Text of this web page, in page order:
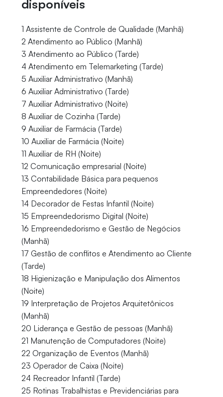
disponíveis
1 Assistente de Controle de Qualidade (Manhã)
2 Atendimento ao Público (Manhã)
3 Atendimento ao Público (Tarde)
4 Atendimento em Telemarketing (Tarde)
5 Auxiliar Administrativo (Manhã)
6 Auxiliar Administrativo (Tarde)
7 Auxiliar Administrativo (Noite)
8 Auxiliar de Cozinha (Tarde)
9 Auxiliar de Farmácia (Tarde)
10 Auxiliar de Farmácia (Noite)
11 Auxiliar de RH (Noite)
12 Comunicação empresarial (Noite)
13 Contabilidade Básica para pequenos
Empreendedores (Noite)
14 Decorador de Festas Infantil (Noite)
15 Empreendedorismo Digital (Noite)
16 Empreendedorismo e Gestão de Negócios
(Manhã)
17 Gestão de conflitos e Atendimento ao Cliente
(Tarde)
18 Higienização e Manipulação dos Alimentos
(Noite)
19 Interpretação de Projetos Arquitetônicos
(Manhã)
20 Liderança e Gestão de pessoas (Manhã)
21 Manutenção de Computadores (Noite)
22 Organização de Eventos (Manhã)
23 Operador de Caixa (Noite)
24 Recreador Infantil (Tarde)
25 Rotinas Trabalhistas e Previdenciárias para